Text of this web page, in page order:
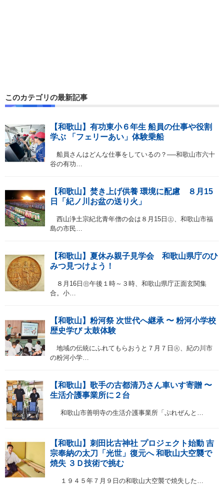
このカテゴリの最新記事
【和歌山】有功東小６年生 船員の仕事や役割
学ぶ 「フェリーあい」体験乗船
船員さんはどんな仕事をしているの？──和歌山市六十
谷の有功…
【和歌山】焚き上げ供養 環境に配慮 ８月15
日「紀ノ川お盆の送り火」
西山浄土宗紀北青年僧の会は８月15日㊏、和歌山市福
島の市民…
【和歌山】夏休み親子見学会 和歌山県庁のひ
みつ見つけよう！
８月16日㊐午後１時～３時、和歌山県庁正面玄関集
合。小…
【和歌山】粉河祭 次世代へ継承 〜 粉河小学校
歴史学び 太鼓体験
地域の伝統にふれてもらおうと７月７日㊋、紀の川市
の粉河小学…
【和歌山】歌手の古都清乃さん車いす寄贈 〜
生活介護事業所に２台
和歌山市善明寺の生活介護事業所「ぷれぜんと…
【和歌山】刺田比古神社 プロジェクト始動 吉
宗奉納の太刀「光世」復元へ 和歌山大空襲で
焼失 ３Ｄ技術で挑む
１９４５年７月９日の和歌山大空襲で焼失した…